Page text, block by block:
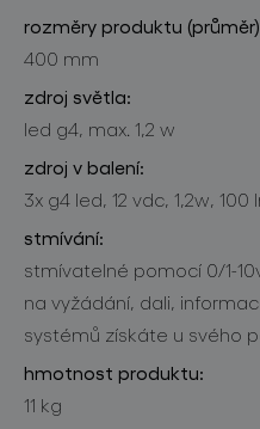
rozměry produktu
400 mm
zdroj světla:
led g4, max. 1,2 w
zdroj v balení:
3x g4 led, 12 vdc, 1,2w,
stmívání:
stmívatelné pomocí 0/1-
na vyžádání, dali,
systémů získáte u svého
hmotnost produktu:
11 kg